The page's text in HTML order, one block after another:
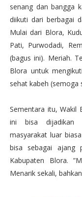
senang dan bangga
diikuti dari berbagai
Mulai dari Blora,
Pati, Purwodadi,
(bagus ini). Meriah.
Blora untuk
sehat kabeh (semoga
Sementara itu, Wakil
ini bisa dijadikan
masyarakat luar
bisa sebagai ajang
Kabupaten Blora.
Menarik sekali,